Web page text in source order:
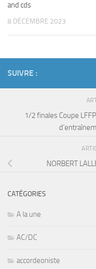
and cds
8 DÉCEMBRE 2023
SUIVRE :
1/2 finales Coupe
NORBERT
CATÉGORIES
A la une
AC/DC
accordeoniste